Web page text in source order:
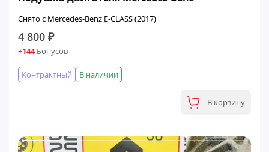
Снято с Mercedes-Benz E-CLASS (2017)
4 800 ₽
+144Бонусов
В наличии
Контрактный
В корзину